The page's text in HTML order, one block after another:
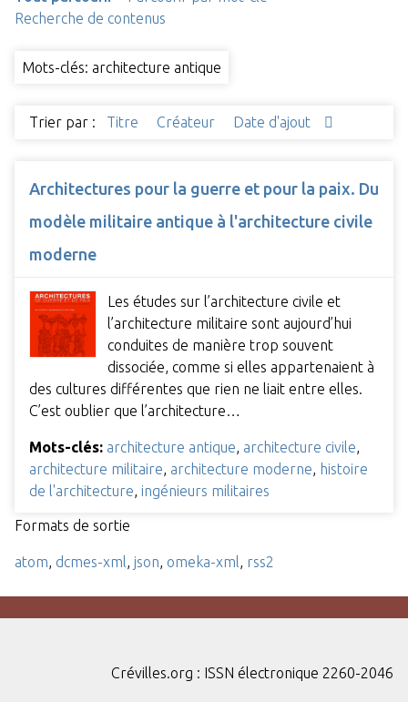
Recherche de contenus
Mots-clés: architecture antique
Trier par : Titre Créateur Date d'ajout
Architectures pour la guerre et pour la paix. Du
modèle militaire antique à l'architecture civile
moderne
Les études sur l’architecture civile et
l’architecture militaire sont aujourd’hui
conduites de manière trop souvent
dissociée, comme si elles appartenaient à
des cultures différentes que rien ne liait entre elles.
C’est oublier que l’architecture…
Mots-clés: architecture antique architecture civile
architecture militaire architecture moderne
histoire
de l'architecture ingénieurs militaires
Formats de sortie
atom dcmes-xml json omeka-xml rss2
Crévilles.org : ISSN électronique 2260-2046